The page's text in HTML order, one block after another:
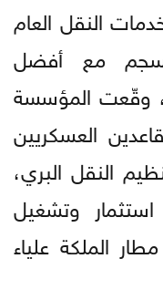
النقل العام
ينسجم مع أفضل
وقّعت المؤسسة
العسكريين
النقل البري،
استثمار وتشغيل
الملكة علياء